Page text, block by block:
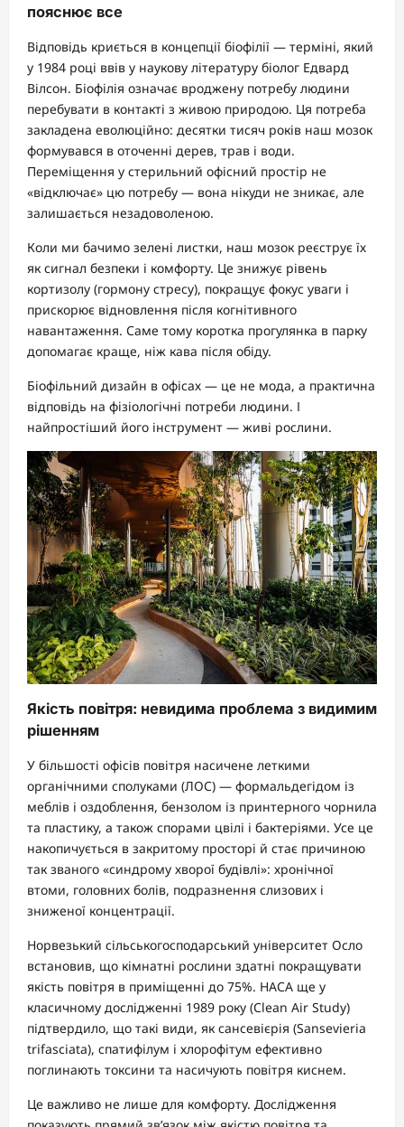
пояснює все
Відповідь криється в концепції біофілії — терміні, який
у 1984 році ввів у наукову літературу біолог Едвард
Вілсон. Біофілія означає вроджену потребу людини
перебувати в контакті з живою природою. Ця потреба
закладена еволюційно: десятки тисяч років наш мозок
формувався в оточенні дерев, трав і води.
Переміщення у стерильний офісний простір не
«відключає» цю потребу — вона нікуди не зникає, але
залишається незадоволеною.
Коли ми бачимо зелені листки, наш мозок реєструє їх
як сигнал безпеки і комфорту. Це знижує рівень
кортизолу (гормону стресу), покращує фокус уваги і
прискорює відновлення після когнітивного
навантаження. Саме тому коротка прогулянка в парку
допомагає краще, ніж кава після обіду.
Біофільний дизайн в офісах — це не мода, а практична
відповідь на фізіологічні потреби людини. І
найпростіший його інструмент — живі рослини.
Якість повітря: невидима проблема з видимим
рішенням
У більшості офісів повітря насичене леткими
органічними сполуками (ЛОС) — формальдегідом із
меблів і оздоблення, бензолом із принтерного чорнила
та пластику, а також спорами цвілі і бактеріями. Усе це
накопичується в закритому просторі й стає причиною
так званого «синдрому хворої будівлі»: хронічної
втоми, головних болів, подразнення слизових і
зниженої концентрації.
Норвезький сільськогосподарський університет Осло
встановив, що кімнатні рослини здатні покращувати
якість повітря в приміщенні до 75%. НАСА ще у
класичному дослідженні 1989 року (Clean Air Study)
підтвердило, що такі види, як сансевієрія (Sansevieria
trifasciata), спатифілум і хлорофітум ефективно
поглинають токсини та насичують повітря киснем.
Це важливо не лише для комфорту. Дослідження